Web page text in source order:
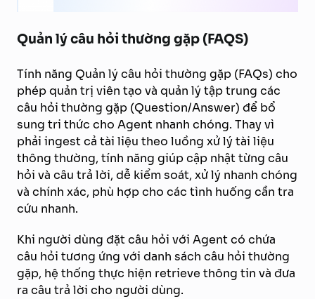
Quản lý câu hỏi thường gặp (FAQS)
Tính năng Quản lý câu hỏi thường gặp (FAQs) cho
phép quản trị viên tạo và quản lý tập trung các
câu hỏi thường gặp (Question/Answer) để bổ
sung tri thức cho Agent nhanh chóng. Thay vì
phải ingest cả tài liệu theo luồng xử lý tài liệu
thông thường, tính năng giúp cập nhật từng câu
hỏi và câu trả lời, dễ kiểm soát, xử lý nhanh chóng
và chính xác, phù hợp cho các tình huống cần tra
cứu nhanh.
Khi người dùng đặt câu hỏi với Agent có chứa
câu hỏi tương ứng với danh sách câu hỏi thường
gặp, hệ thống thực hiện retrieve thông tin và đưa
ra câu trả lời cho người dùng.